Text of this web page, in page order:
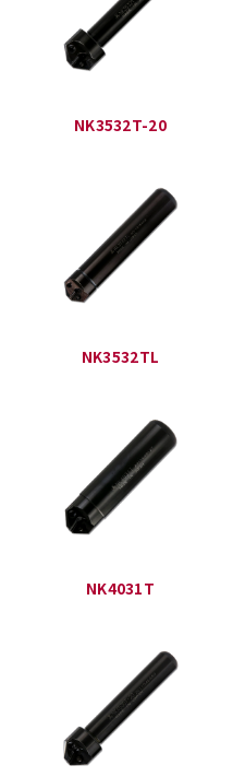
NK3532T-20
NK3532TL
NK4031T